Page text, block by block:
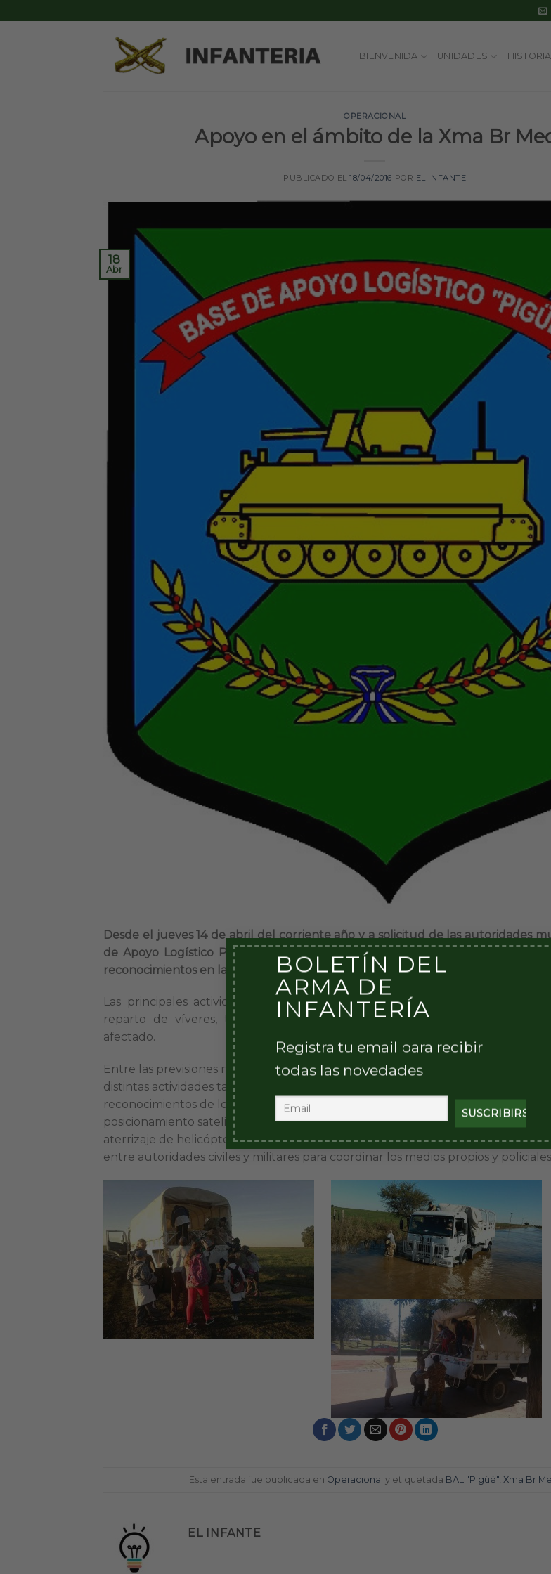
BOLETÍN DEL
ARMA DE
INFANTERÍA
Registra tu email para recibir
todas las novedades
to
BIENVENIDA UNIDADES HISTORIA
OPERACIONAL
Apoyo en el ámbito de la Xma Br
PUBLICADO EL18/04/2016 POR EL INFANTE
18
Abr
Desde el jueves 14 de abril del corriente año y a solicitud de las autoridades
de Apoyo Logístico Pigüé desplegó vehículos y personal para efectuar
reconocimientos en las zonas inundadas de “Carhué» y “San Miguel Arcángel».
Las principales actividades llevadas a cabo consisten en el traslado de
reparto de víveres, traslado de enfermos para atención médica y
afectado.
Entre las previsiones necesarias para un eventual desmejoramiento del clima se
distintas actividades tales como jalonamiento de caminos que se encontraban
reconocimientos de los caminos principales de abastecimiento a las zonas
posicionamiento satelital de las estancias con peligro de aislamiento ,
aterrizaje de helicópteros y coordinación de procedimientos para las diferentes
entre autoridades civiles y militares para coordinar los medios propios y
Esta entrada fue publicada en Operacional y etiquetada BAL "Pigüé" Xma Br
EL INFANTE